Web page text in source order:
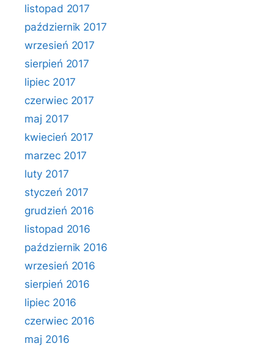
listopad 2017
październik 2017
wrzesień 2017
sierpień 2017
lipiec 2017
czerwiec 2017
maj 2017
kwiecień 2017
marzec 2017
luty 2017
styczeń 2017
grudzień 2016
listopad 2016
październik 2016
wrzesień 2016
sierpień 2016
lipiec 2016
czerwiec 2016
maj 2016